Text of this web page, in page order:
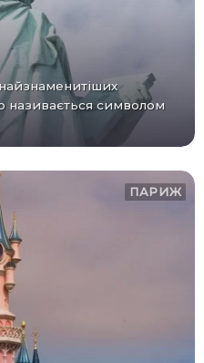
називається символом
ПАРИЖ